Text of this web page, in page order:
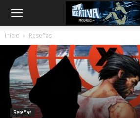
Inicio Reseñas
Reseñas